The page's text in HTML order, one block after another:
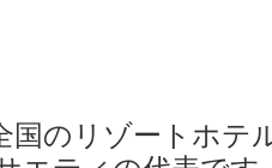
国のリゾートホテ